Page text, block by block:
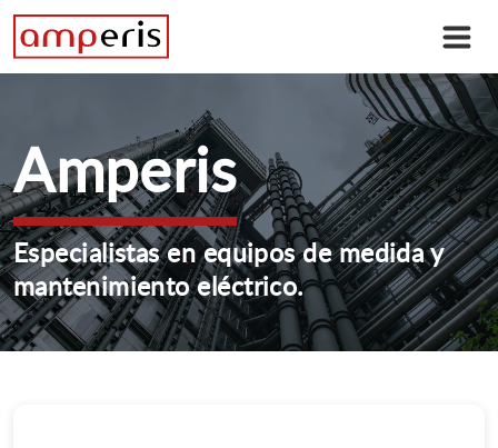
Amperis
Especialistas en equipos de medida y
mantenimiento eléctrico.